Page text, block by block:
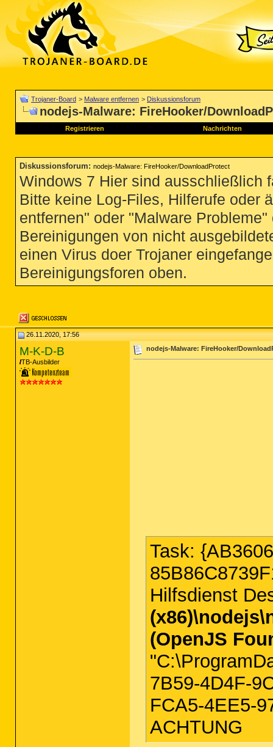
Trojaner-Board > Malware entfernen > Diskussionsforum
nodejs-Malware: FireHooker/
Registrieren Nachrichten
Diskussionsforum: nodejs-Malware: FireHooker/DownloadProtect
Windows 7 Hier sind ausschließlich
Bitte keine Log-Files, Hilferufe oder
entfernen" oder "Malware
Bereinigungen von nicht
einen Virus doer Trojaner
Bereinigungsforen oben.
26.11.2020, 17:56
M-K-D-B
TB-Ausbilder
nodejs-Malware: FireHooker/
Task:
Hilfsdienst
(OpenJS
7B59-4D4F-
FCA5-4EE5-
ACHTUNG